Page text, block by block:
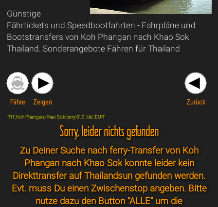
Günstige
Fährtickets und Speedbootfahrten - Fahrpläne und
Bootstransfers von Koh Phangan nach Khao Sok
Thailand. Sonderangebote Fähren für Thailand
Fähre Zeigen Zurück
'TH',Koh Phangan,Khao Sok,ferry,'0','0','de','EUR'
Sorry, leider nichts gefunden
Zu Deiner Suche nach ferry-Transfer von Koh
Phangan nach Khao Sok konnte leider kein
Direkttransfer auf Thailandsun gefunden werden.
Evt. muss Du einen Zwischenstop angeben. Bitte
nutze dazu den Button "ALLE" um die